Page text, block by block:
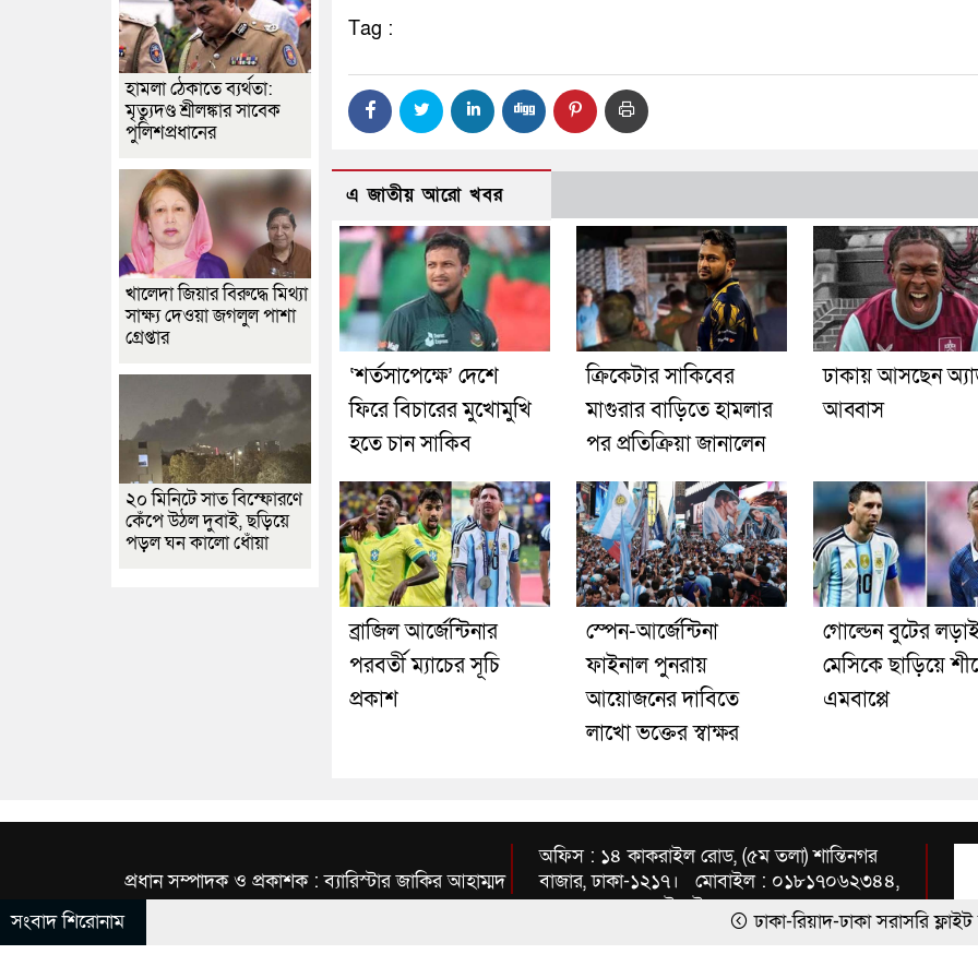
Tag :
এ জাতীয় আরো খবর
‘শর্তসাপেক্ষে’ দেশে
ফিরে বিচারের মুখোমুখি
হতে চান সাকিব
ক্রিকেটার সাকিবের
মাগুরার বাড়িতে হামলার
পর প্রতিক্রিয়া জানালেন
ঢাকায় আসছেন
আব্বাস
ব্রাজিল আর্জেন্টিনার
পরবর্তী ম্যাচের সূচি
প্রকাশ
স্পেন-আর্জেন্টিনা
ফাইনাল পুনরায়
আয়োজনের দাবিতে
লাখো ভক্তের স্বাক্ষর
গোল্ডেন বুটের
মেসিকে ছাড়িয়ে
এমবাপ্পে
হামলা ঠেকাতে ব্যর্থতা:
মৃত্যুদণ্ড শ্রীলঙ্কার সাবেক
পুলিশপ্রধানের
খালেদা জিয়ার বিরুদ্ধে মিথ্যা
সাক্ষ্য দেওয়া জগলুল পাশা
গ্রেপ্তার
২০ মিনিটে সাত বিস্ফোরণে
কেঁপে উঠল দুবাই, ছড়িয়ে
পড়ল ঘন কালো ধোঁয়া
প্রধান সম্পাদক ও প্রকাশক : ব্যারিস্টার জাকির আহাম্মদ
অফিস : ১৪ কাকরাইল রোড, (৫ম তলা) শান্তিনগর
বাজার, ঢাকা-১২১৭। মোবাইল : ০১৮১৭০৬২৩৪৪,
০১৭১২৩৫৭১৫৪ ইমেইল :
inbnews2010@gmail.com
সংবাদ শিরোনাম ঢাকা-রিয়াদ-ঢাকা সরাসরি ফ্লাইট চালু
তনু